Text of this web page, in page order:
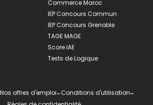
Commerce Maroc
IEP Concours Commun
IEP Concours Grenoble
TAGE MAGE
Score IAE
Tests de Logique
Nos offres d'emploi-Conditions d'utilisation-